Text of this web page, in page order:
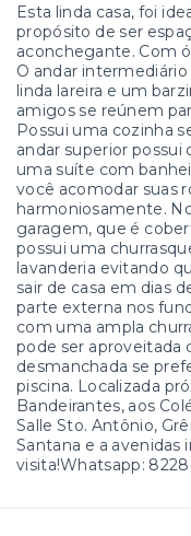
Esta linda casa, foi
propósito de ser
aconchegante. Com
O andar
linda lareira e um
amigos se reúnem
Possui uma cozinha
andar superior
uma suíte com
você acomodar suas
harmoniosamente.
garagem, que é
possui uma
lavanderia evitando
sair de casa em dias
parte externa nos
com uma ampla
pode ser aproveitada
desmanchada se
piscina. Localizada
Bandeirantes, aos
Salle Sto. Antônio,
Santana e a
visita!Whatsapp: